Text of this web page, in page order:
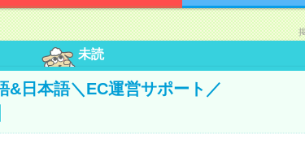
未読
&日本語＼EC運営サポート／